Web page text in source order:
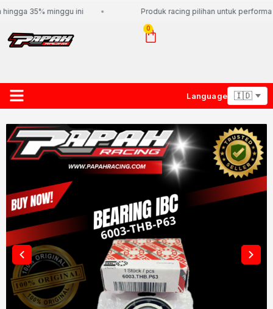
35% minggu ini Produk racing pilihan untuk performa
0
Language